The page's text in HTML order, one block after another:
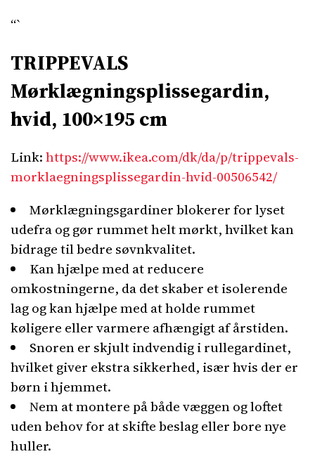
“`
TRIPPEVALS
Mørklægningsplissegardin,
hvid, 100×195 cm
Link:https://www.ikea.com/dk/da/p/trippevals-
morklaegningsplissegardin-hvid-00506542/
Mørklægningsgardiner blokerer for lyset
udefra og gør rummet helt mørkt, hvilket kan
bidrage til bedre søvnkvalitet.
Kan hjælpe med at reducere
omkostningerne, da det skaber et isolerende
lag og kan hjælpe med at holde rummet
køligere eller varmere afhængigt af årstiden.
Snoren er skjult indvendig i rullegardinet,
hvilket giver ekstra sikkerhed, især hvis der er
børn i hjemmet.
Nem at montere på både væggen og loftet
uden behov for at skifte beslag eller bore nye
huller.